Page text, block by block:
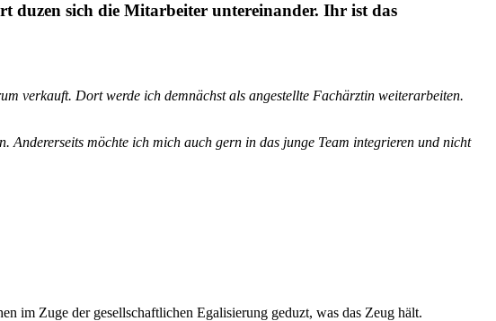
duzen sich die Mitarbeiter untereinander. Ihr ist das
verkauft. Dort werde ich demnächst als angestellte Fachärztin weiterarbeiten.
Andererseits möchte ich mich auch gern in das junge Team integrieren und nicht
im Zuge der gesellschaftlichen Egalisierung geduzt, was das Zeug hält.